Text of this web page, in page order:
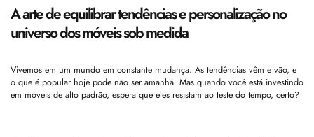
A arte de equilibrar tendências e personalização no
universo dos móveis sob medida
Vivemos em um mundo em constante mudança. As tendências vêm e vão, e
o que é popular hoje pode não ser amanhã. Mas quando você está investindo
em móveis de alto padrão, espera que eles resistam ao teste do tempo, certo?